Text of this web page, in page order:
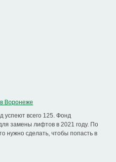
Воронеже
успеют всего 125. Фонд
замены лифтов в 2021 году. По
нужно сделать, чтобы попасть в